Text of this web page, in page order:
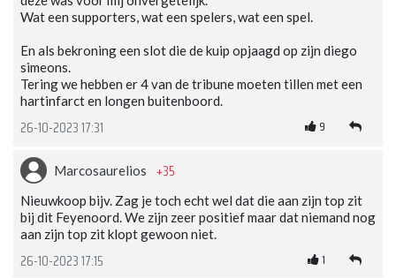
Wat een supporters, wat een spelers, wat een spel.
En als bekroning een slot die de kuip opjaagd op zijn diego
simeons.
Tering we hebben er 4 van de tribune moeten tillen met een
hartinfarct en longen buitenboord.
26-10-2023 17:31 9
Marcosaurelios +35
Nieuwkoop bijv. Zag je toch echt wel dat die aan zijn top zit
bij dit Feyenoord. We zijn zeer positief maar dat niemand nog
aan zijn top zit klopt gewoon niet.
26-10-2023 17:15 1